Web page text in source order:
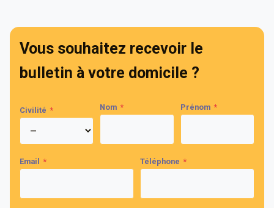
Vous souhaitez recevoir le
bulletin à votre domicile ?
Civilité * Nom * Prénom *
Email * Téléphone *